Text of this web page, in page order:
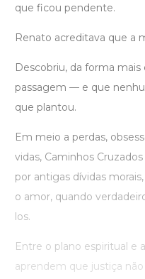
que ficou pendente.
Renato acreditava que a
Descobriu, da forma
passagem — e que
que plantou.
Em meio a perdas,
vidas, Caminhos
por antigas dívidas
o amor, quando
los.
Entre o plano espiritual e
aprendem que justiça